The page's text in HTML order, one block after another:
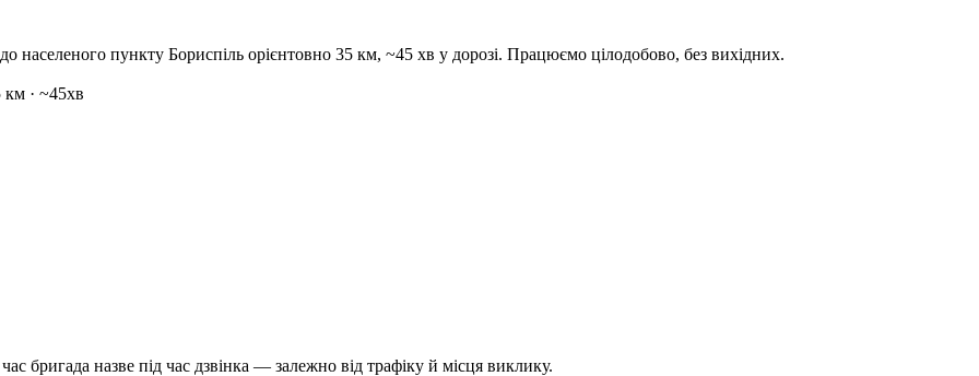
населеного пункту Бориспіль орієнтовно 35 км, ~45 хв у дорозі. Працюємо цілодобово, без вихідних.
км · ~45хв
бригада назве під час дзвінка — залежно від трафіку й місця виклику.